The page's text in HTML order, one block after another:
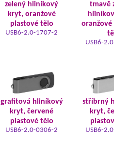
zelený hliníkový
kryt, oranžové
plastové tělo
USB6-2.0-1707-2
tmavě
oranžové
USB6-
grafitová hliníkový
kryt, červené
plastové tělo
USB6-2.0-0306-2
stříbrný
kryt,
USB6-